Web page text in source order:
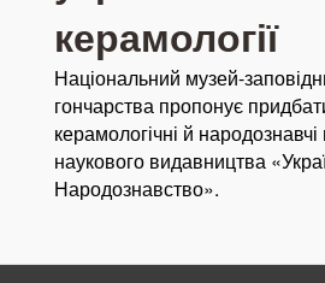
керамології
Національний музей-
гончарства пропонує
керамологічні й
наукового видавництва
Народознавство».